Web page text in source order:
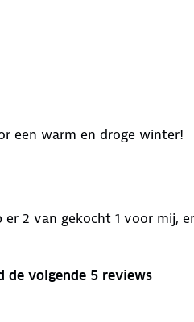
een warm en droge winter!
2 van gekocht 1 voor mij,
de volgende 5 reviews